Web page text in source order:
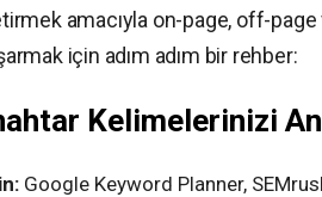
amacıyla on-page, off-
için adım adım bir rehber:
Kelimelerinizi
Google Keyword Planner,